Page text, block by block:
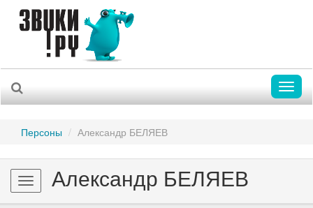
Персоны Александр БЕЛЯЕВ
Toggle
navigation
Александр БЕЛЯЕВ